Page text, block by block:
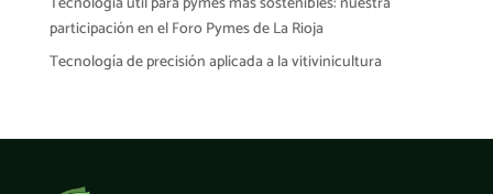
participación en el Foro Pymes de La Rioja
Tecnología de precisión aplicada a la vitivinicultura